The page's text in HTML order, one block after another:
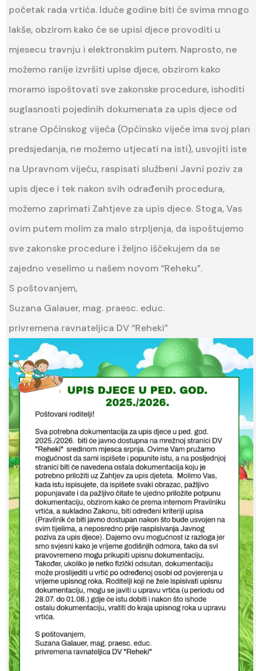
početak rada vrtića. Iduće godine biti će svima mnogo
lakše, obzirom kako će se upisi djece provoditi u
mjesecu travnju i elektronskim putem. Naprosto, ne
možemo ranije izvršiti upise djece, obzirom kako
moramo ispoštovati sve zakonske procedure, ishoditi
suglasnosti pojedinih dokumenata za upis djece od
strane Općinskog vijeća (Općinsko vijeće ima svoj plan
predsjedanja, ne možemo utjecati na isti), usvojiti iste
na Upravnom vijeću, raspisati službeni Javni poziv za
upis djece i tek nakon svih odrađenih procedura,
možemo zaprimati Zahtjeve za upis djece. Stoga, Vas
ovim putem molim za malo strpljenja, da ispoštujemo
sve zakonske procedure i željno iščekujem da se
zajedno veselimo u našem novom “Reheku”.
S poštovanjem,
Suzana Galauer, mag. praesc. educ.
privremena ravnateljica DV “Reheki”